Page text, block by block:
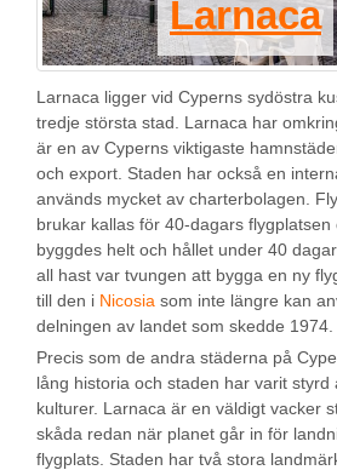
Larnaca
Larnaca ligger vid Cyperns sydöstra
tredje största stad. Larnaca har
är en av Cyperns viktigaste
och export. Staden har också en
används mycket av charterbolagen.
brukar kallas för 40-dagars flygplatsen
byggdes helt och hållet under 40
all hast var tvungen att bygga en ny
till den i Nicosia som inte längre kan
delningen av landet som skedde 1974.
Precis som de andra städerna på
lång historia och staden har varit styrd
kulturer. Larnaca är en väldigt vacker
skåda redan när planet går in för
flygplats. Staden har två stora